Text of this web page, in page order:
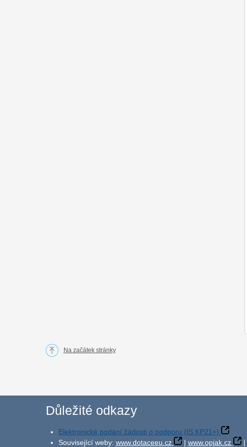
Na začátek stránky
Důležité odkazy
Elektronické podání žádosti o podporu (IS KP21+)
Související weby: www.dotaceeu.cz | www.opjak.cz |